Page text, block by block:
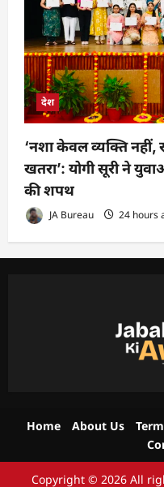
देश
‘नशा केवल व्यक्ति नहीं,
खतरा’: योगी सूरी ने
की शपथ
JA Bureau 24 hours
Home About Us
Copyright © 2026 All